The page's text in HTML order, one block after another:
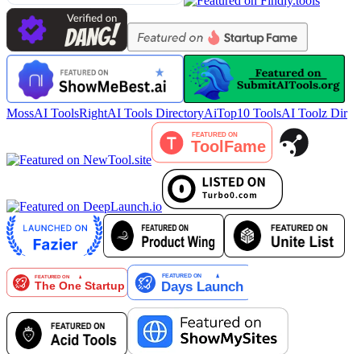
MossAI ToolsRightAI Tools DirectoryAiTop10 ToolsAI Toolz Dir